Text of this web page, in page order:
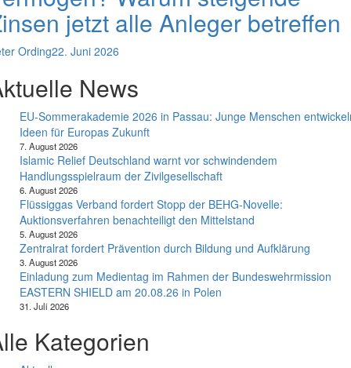
jetzt alle Anleger betreffen
Ording22. Juni 2026
News
EU-Sommerakademie 2026 in Passau: Junge Menschen
Ideen für Europas Zukunft
7. August 2026
Islamic Relief Deutschland warnt vor schwindendem
Handlungsspielraum der Zivilgesellschaft
6. August 2026
Flüssiggas Verband fordert Stopp der BEHG-Novelle:
Auktionsverfahren benachteiligt den Mittelstand
5. August 2026
Zentralrat fordert Prävention durch Bildung und Aufklärung
3. August 2026
Einladung zum Medientag im Rahmen der Bundeswehrmission
EASTERN SHIELD am 20.08.26 in Polen
31. Juli 2026
Kategorien